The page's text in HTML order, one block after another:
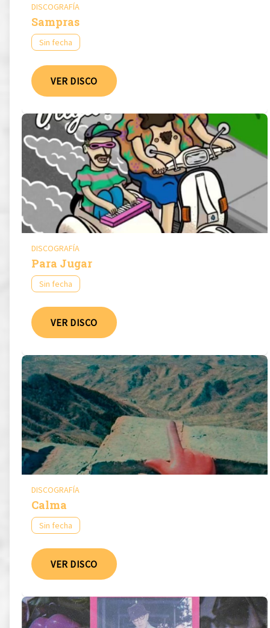
DISCOGRAFÍA
Sampras
Sin fecha
VER DISCO
DISCOGRAFÍA
Para Jugar
Sin fecha
VER DISCO
DISCOGRAFÍA
Calma
Sin fecha
VER DISCO